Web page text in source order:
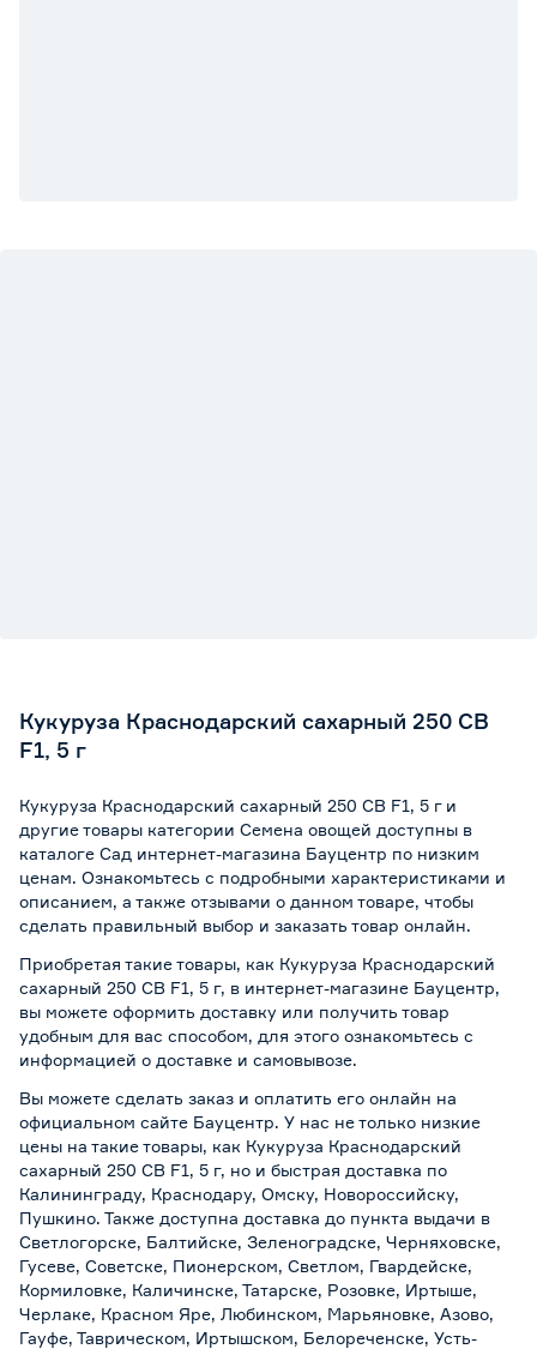
Кукуруза Краснодарский сахарный 250 СВ
F1, 5 г
Кукуруза Краснодарский сахарный 250 СВ F1, 5 г и
другие товары категории Семена овощей доступны в
каталоге Сад интернет-магазина Бауцентр по низким
ценам. Ознакомьтесь с подробными характеристиками и
описанием, а также отзывами о данном товаре, чтобы
сделать правильный выбор и заказать товар онлайн.
Приобретая такие товары, как Кукуруза Краснодарский
сахарный 250 СВ F1, 5 г, в интернет-магазине Бауцентр,
вы можете оформить доставку или получить товар
удобным для вас способом, для этого ознакомьтесь с
информацией о доставке и самовывозе.
Вы можете сделать заказ и оплатить его онлайн на
официальном сайте Бауцентр. У нас не только низкие
цены на такие товары, как Кукуруза Краснодарский
сахарный 250 СВ F1, 5 г, но и быстрая доставка по
Калининграду, Краснодару, Омску, Новороссийску,
Пушкино. Также доступна доставка до пункта выдачи в
Светлогорске, Балтийске, Зеленоградске, Черняховске,
Гусеве, Советске, Пионерском, Светлом, Гвардейске,
Кормиловке, Каличинске, Татарске, Розовке, Иртыше,
Черлаке, Красном Яре, Любинском, Марьяновке, Азово,
Гауфе, Таврическом, Иртышском, Белореченске, Усть-